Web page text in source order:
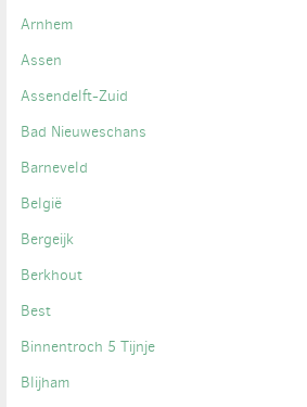
Arnhem
Assen
Assendelft-Zuid
Bad Nieuweschans
Barneveld
België
Bergeijk
Berkhout
Best
Binnentroch 5 Tijnje
Blijham